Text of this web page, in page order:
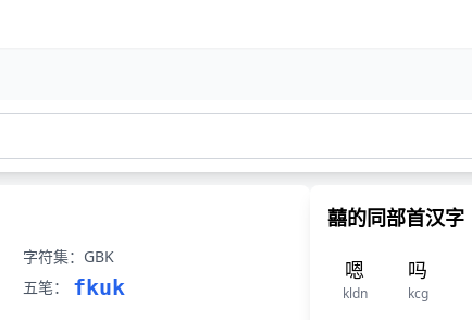
字符集：GBK
五笔：
fkuk
囍的同部首汉字
嗯
kldn
吗
kcg